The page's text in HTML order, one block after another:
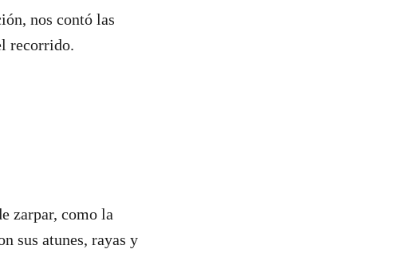
nos contó las
recorrido.
zarpar, como la
sus atunes, rayas y